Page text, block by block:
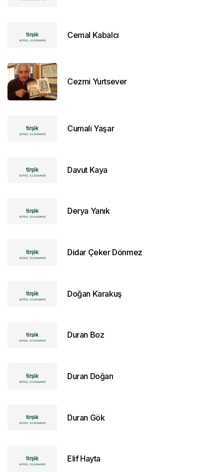
Cemal Kabalcı
Cezmi Yurtsever
Cumali Yaşar
Davut Kaya
Derya Yanık
Didar Çeker Dönmez
Doğan Karakuş
Duran Boz
Duran Doğan
Duran Gök
Elif Hayta